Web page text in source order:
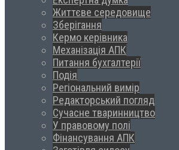
Життєве середовище
Зберігання
Кермо керівника
Механізація АПК
Питання бухгалтерії
Подія
Регіональний вимір
Редакторський погляд
Сучасне тваринництво
У правовому полі
Фінансування АПК